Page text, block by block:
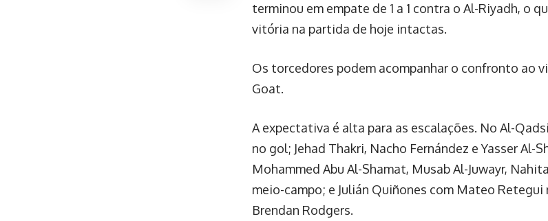
terminou em empate de 1 a 1 contra o Al-Riyadh, o
vitória na partida de hoje intactas.
Os torcedores podem acompanhar o confronto ao
Goat.
A expectativa é alta para as escalações. No Al-
no gol; Jehad Thakri, Nacho Fernández e Yasser Al-
Mohammed Abu Al-Shamat, Musab Al-Juwayr,
meio-campo; e Julián Quiñones com Mateo
Brendan Rodgers.